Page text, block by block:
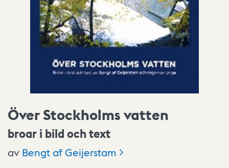
Över Stockholms vatten
broar i bild och text
av Bengt afGeijerstam